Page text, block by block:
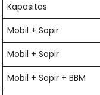
Kapasitas
Mobil + Sopir
Mobil + Sopir
Mobil + Sopir + BBM